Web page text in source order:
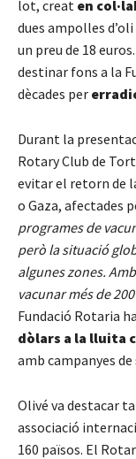
lot, creat en
dues ampolles
un preu de 18
destinar fons a la
dècades per
Durant la
Rotary Club de
evitar el retorn de
o Gaza, afectades
programes de
però la situació
algunes zones.
vacunar més de
Fundació Rotaria
dòlars a la lluita
amb campanyes
Olivé va destacar
associació
160 països. El